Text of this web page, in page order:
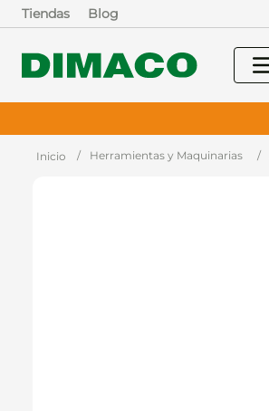
Tiendas Blog
Herramientas y Maquinarias